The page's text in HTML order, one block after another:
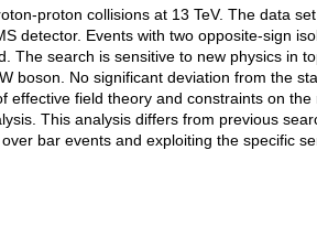
proton collisions at 13 TeV. The data
detector. Events with two opposite-sign
The search is sensitive to new physics in
boson. No significant deviation from the
field theory and constraints on the
This analysis differs from previous
bar events and exploiting the specific